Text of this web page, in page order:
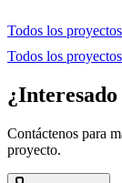
Todos los proyectos
Todos los proyectos
Contáctenos para
proyecto.